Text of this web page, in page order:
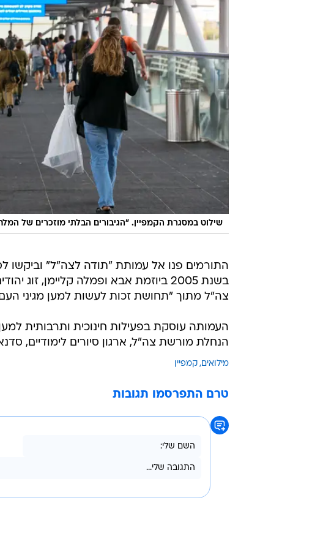
שילוט במסגרת הקמפיין. "הגיבורים הבלתי מוזכרים של
התורמים פנו אל עמותת "תודה לצה"ל" וביקשו
בשנת 2005 ביוזמת אבא ופמלה קליימן,
צה"ל מתוך "תחושת זכות לעשות למען מגיני
העמותה עוסקת בפעילות חינוכית ותרבותית
הנחלת מורשת צה"ל, ארגון סיורים לימודיים,
מילואים קמפיין
טרם התפרסמו תגובות